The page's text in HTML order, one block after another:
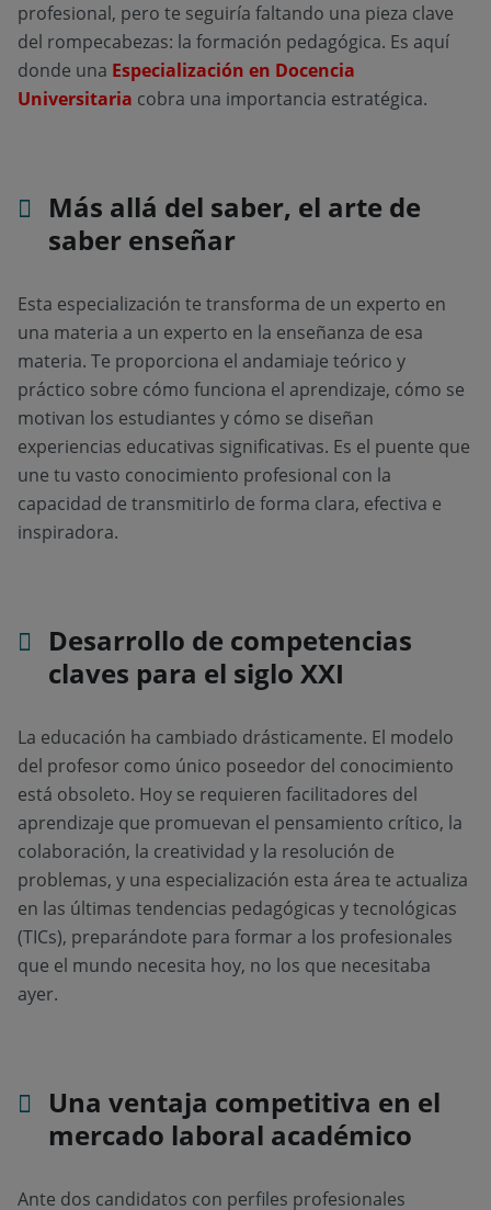
profesional, pero te seguiría faltando una pieza clave
del rompecabezas: la formación pedagógica. Es aquí
donde una Especialización en Docencia
Universitaria cobra una importancia estratégica.
Más allá del saber, el arte de
saber enseñar
Esta especialización te transforma de un experto en
una materia a un experto en la enseñanza de esa
materia. Te proporciona el andamiaje teórico y
práctico sobre cómo funciona el aprendizaje, cómo se
motivan los estudiantes y cómo se diseñan
experiencias educativas significativas. Es el puente que
une tu vasto conocimiento profesional con la
capacidad de transmitirlo de forma clara, efectiva e
inspiradora.
Desarrollo de competencias
claves para el siglo XXI
La educación ha cambiado drásticamente. El modelo
del profesor como único poseedor del conocimiento
está obsoleto. Hoy se requieren facilitadores del
aprendizaje que promuevan el pensamiento crítico, la
colaboración, la creatividad y la resolución de
problemas, y una especialización esta área te actualiza
en las últimas tendencias pedagógicas y tecnológicas
(TICs), preparándote para formar a los profesionales
que el mundo necesita hoy, no los que necesitaba
ayer.
Una ventaja competitiva en el
mercado laboral académico
Ante dos candidatos con perfiles profesionales